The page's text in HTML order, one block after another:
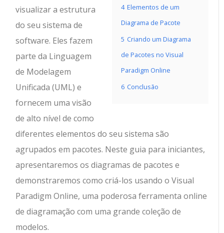
4 Elementos de um
Diagrama de Pacote
5 Criando um Diagrama
de Pacotes no Visual
Paradigm Online
6 Conclusão
visualizar a estrutura
do seu sistema de
software. Eles fazem
parte da Linguagem
de Modelagem
Unificada (UML) e
fornecem uma visão
de alto nível de como
diferentes elementos do seu sistema são
agrupados em pacotes. Neste guia para iniciantes,
apresentaremos os diagramas de pacotes e
demonstraremos como criá-los usando o Visual
Paradigm Online, uma poderosa ferramenta online
de diagramação com uma grande coleção de
modelos.